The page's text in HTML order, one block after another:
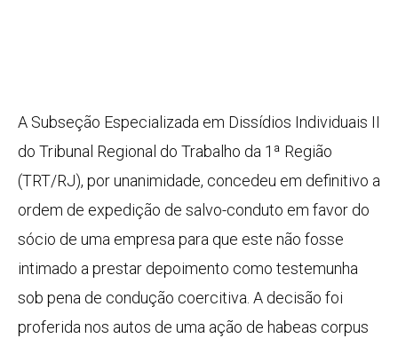
A Subseção Especializada em Dissídios Individuais II
do Tribunal Regional do Trabalho da 1ª Região
(TRT/RJ), por unanimidade, concedeu em definitivo a
ordem de expedição de salvo-conduto em favor do
sócio de uma empresa para que este não fosse
intimado a prestar depoimento como testemunha
sob pena de condução coercitiva. A decisão foi
proferida nos autos de uma ação de habeas corpus